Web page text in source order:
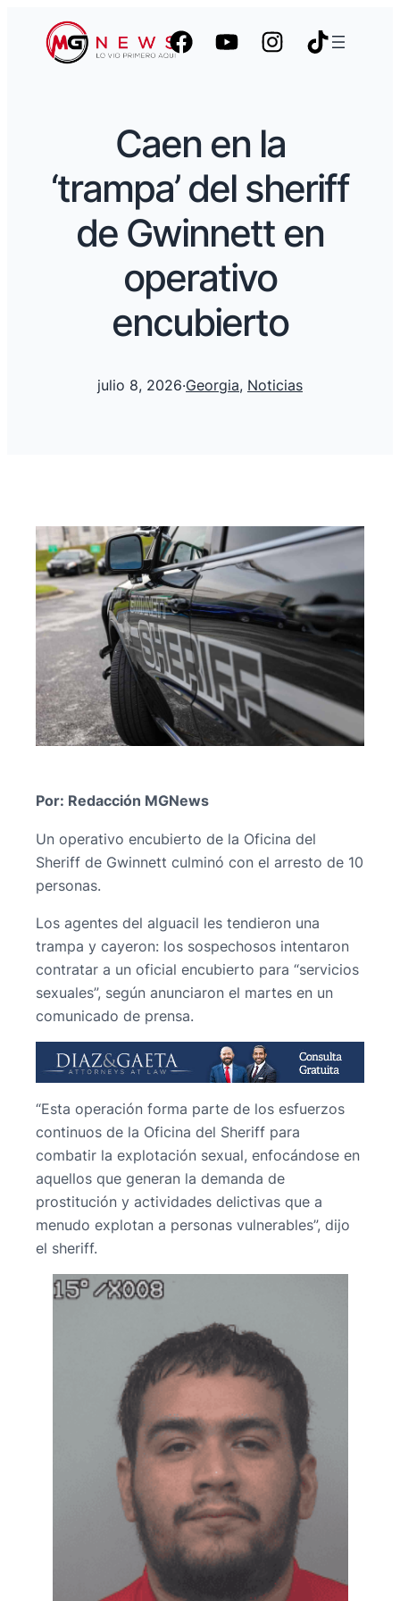
Caen en la
‘trampa’ del sheriff
de Gwinnett en
operativo
encubierto
julio 8, 2026·Georgia, Noticias
Por: Redacción MGNews
Un operativo encubierto de la Oficina del
Sheriff de Gwinnett culminó con el arresto de 10
personas.
Los agentes del alguacil les tendieron una
trampa y cayeron: los sospechosos intentaron
contratar a un oficial encubierto para “servicios
sexuales”, según anunciaron el martes en un
comunicado de prensa.
“Esta operación forma parte de los esfuerzos
continuos de la Oficina del Sheriff para
combatir la explotación sexual, enfocándose en
aquellos que generan la demanda de
prostitución y actividades delictivas que a
menudo explotan a personas vulnerables”, dijo
el sheriff.